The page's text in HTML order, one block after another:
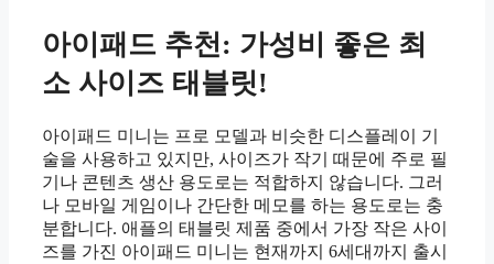
아이패드 추천: 가성비 좋은 최
소 사이즈 태블릿!
아이패드 미니는 프로 모델과 비슷한 디스플레이 기
술을 사용하고 있지만, 사이즈가 작기 때문에 주로 필
기나 콘텐츠 생산 용도로는 적합하지 않습니다. 그러
나 모바일 게임이나 간단한 메모를 하는 용도로는 충
분합니다. 애플의 태블릿 제품 중에서 가장 작은 사이
즈를 가진 아이패드 미니는 현재까지 6세대까지 출시